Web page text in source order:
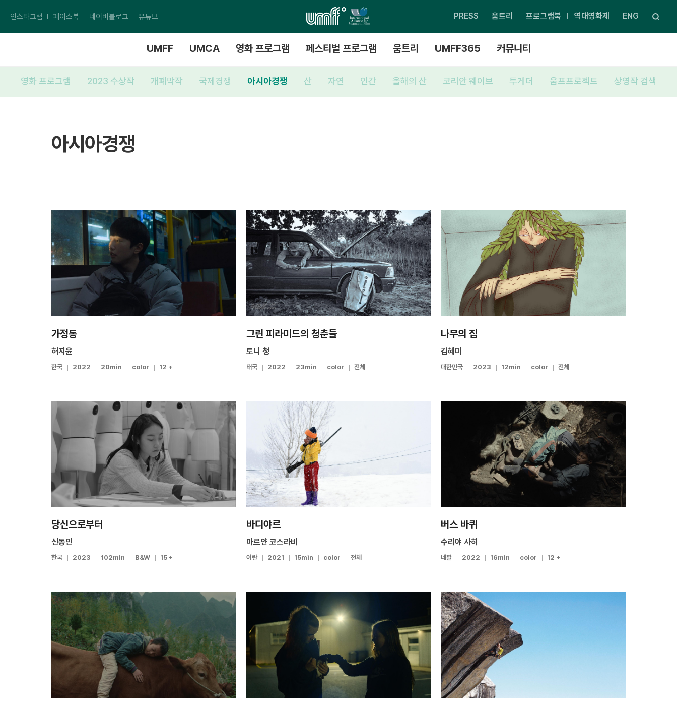
인스타그램 페이스북 네이버블로그 유튜브 PRESS 움트리 프로그램북 역대영화제 ENG
UMFF UMCA 영화 프로그램 페스티벌 프로그램 움트리 UMFF365 커뮤니티
영화 프로그램 2023 수상작 개폐막작 국제경쟁 아시아경쟁 산 자연 인간 올해의 산 코리안 웨이브 투게더 움프프로젝트 상영작 검색
아시아경쟁
가정동
허지윤
한국 2022 20min color 12 +
그린 피라미드의 청춘들
토니 청
태국 2022 23min color 전체
나무의 집
김혜미
대한민국 2023 12min color 전체
당신으로부터
신동민
한국 2023 102min B&W 15 +
바디야르
마르얀 코스라비
이란 2021 15min color 전체
버스 바퀴
수리야 사히
네팔 2022 16min color 12 +